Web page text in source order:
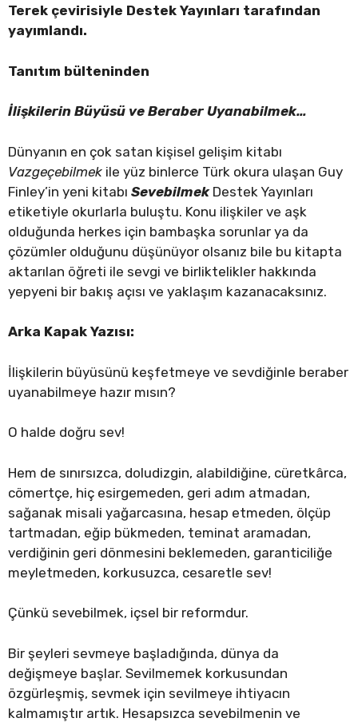
Terek çevirisiyle Destek Yayınları tarafından
yayımlandı.
Tanıtım bülteninden
İlişkilerin Büyüsü ve Beraber Uyanabilmek…
Dünyanın en çok satan kişisel gelişim kitabı
Vazgeçebilmek ile yüz binlerce Türk okura ulaşan Guy
Finley’in yeni kitabı SevebilmekDestek Yayınları
etiketiyle okurlarla buluştu. Konu ilişkiler ve aşk
olduğunda herkes için bambaşka sorunlar ya da
çözümler olduğunu düşünüyor olsanız bile bu kitapta
aktarılan öğreti ile sevgi ve birliktelikler hakkında
yepyeni bir bakış açısı ve yaklaşım kazanacaksınız.
Arka Kapak Yazısı:
İlişkilerin büyüsünü keşfetmeye ve sevdiğinle beraber
uyanabilmeye hazır mısın?
O halde doğru sev!
Hem de sınırsızca, doludizgin, alabildiğine, cüretkârca,
cömertçe, hiç esirgemeden, geri adım atmadan,
sağanak misali yağarcasına, hesap etmeden, ölçüp
tartmadan, eğip bükmeden, teminat aramadan,
verdiğinin geri dönmesini beklemeden, garanticiliğe
meyletmeden, korkusuzca, cesaretle sev!
Çünkü sevebilmek, içsel bir reformdur.
Bir şeyleri sevmeye başladığında, dünya da
değişmeye başlar. Sevilmemek korkusundan
özgürleşmiş, sevmek için sevilmeye ihtiyacın
kalmamıştır artık. Hesapsızca sevebilmenin ve